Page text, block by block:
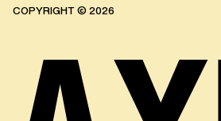
COPYRIGHT © 2026